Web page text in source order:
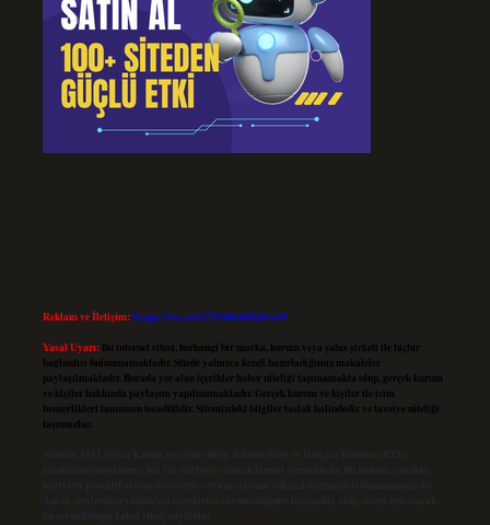
Reklam ve İletişim:Skype: live:.cid.575569c608265c69
Yasal Uyarı: Bu internet sitesi, herhangi bir marka, kurum veya şahıs şirketi ile hiçbir
bağlantısı bulunmamaktadır. Sitede yalnızca kendi hazırladığımız makaleler
paylaşılmaktadır. Burada yer alan içerikler haber niteliği taşımamakta olup, gerçek kurum
ve kişiler hakkında paylaşım yapılmamaktadır. Gerçek kurum ve kişiler ile isim
benzerlikleri tamamen tesadüfidir. Sitemizdeki bilgiler taslak halindedir ve tavsiye niteliği
taşımazlar.
Sitemiz, 5651 Sayılı Kanun gereğince Bilgi Teknolojileri ve İletişim Kurumu (BTK)
tarafından onaylanmış bir Yer Sağlayıcı olarak hizmet vermektedir. Bu nedenle, sitedeki
içerikleri proaktif olarak denetleme veya araştırma yükümlülüğümüz bulunmamaktadır.
Ancak, üyelerimiz yazdıkları içeriklerin sorumluluğunu taşımakta olup, siteye üye olarak
bu sorumluluğu kabul etmiş sayılırlar.